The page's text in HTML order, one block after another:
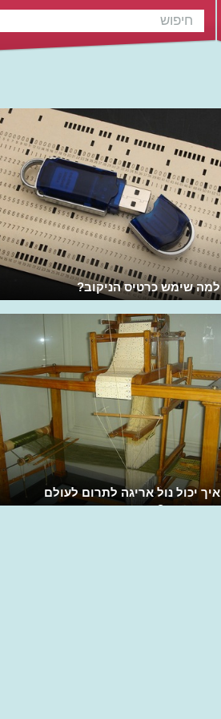
למה שימש כרטיס הניקוב?
איך יכול נול אריגה לתרום לעולם
המחשבים?